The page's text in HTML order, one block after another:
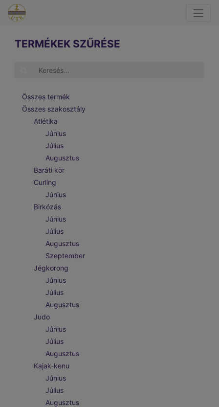
TERMÉKEK SZŰRÉSE
Összes termék
Összes szakosztály
Atlétika
Június
Július
Augusztus
Baráti kör
Curling
Június
Birkózás
Június
Július
Augusztus
Szeptember
Jégkorong
Június
Július
Augusztus
Judo
Június
Július
Augusztus
Kajak-kenu
Június
Július
Augusztus